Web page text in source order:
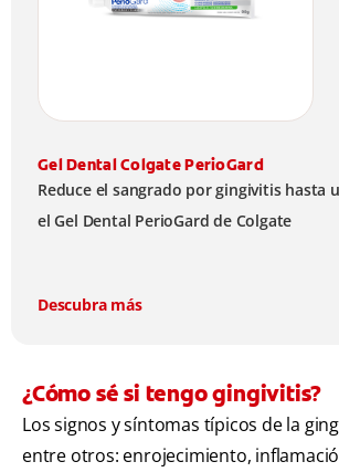
Gel Dental Colgate PerioGard
Reduce el sangrado por gingivitis hasta
el Gel Dental PerioGard de Colgate
Descubra más
¿Cómo sé si tengo gingivitis?
Los signos y síntomas típicos de la
entre otros: enrojecimiento,